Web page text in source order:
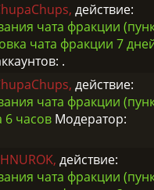
действие:
чата фракции
чата фракции 7
.
действие:
чата фракции
6 часов Модератор:
действие:
чата фракции